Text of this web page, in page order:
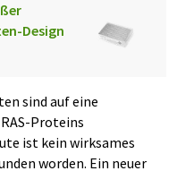
Design
sind auf eine
Proteins
ist kein wirksames
worden. Ein neuer